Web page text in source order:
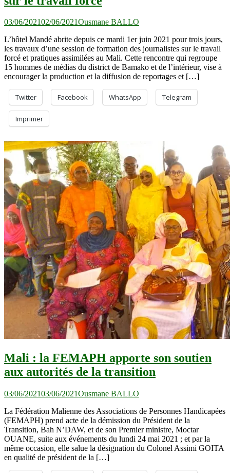
03/06/202102/06/2021Ousmane BALLO
L’hôtel Mandé abrite depuis ce mardi 1er juin 2021 pour trois jours,
les travaux d’une session de formation des journalistes sur le travail
forcé et pratiques assimilées au Mali. Cette rencontre qui regroupe
15 hommes de médias du district de Bamako et de l’intérieur, vise à
encourager la production et la diffusion de reportages et […]
Twitter Facebook WhatsApp Telegram
Imprimer
Mali : la FEMAPH apporte son soutien
aux autorités de la transition
03/06/202103/06/2021Ousmane BALLO
La Fédération Malienne des Associations de Personnes Handicapées
(FEMAPH) prend acte de la démission du Président de la
Transition, Bah N’DAW, et de son Premier ministre, Moctar
OUANE, suite aux événements du lundi 24 mai 2021 ; et par la
même occasion, elle salue la désignation du Colonel Assimi GOITA
en qualité de président de la […]